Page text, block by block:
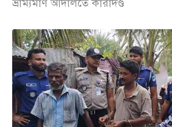
ভ্রাম্যমাণ আদালতে কারাদণ্ড